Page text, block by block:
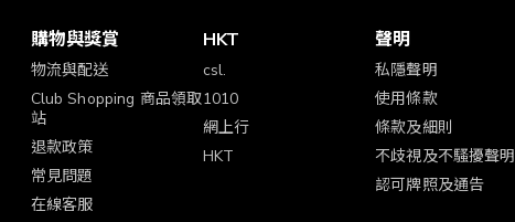
購物與獎賞
物流與配送
Club Shopping 商品領取
站
退款政策
常見問題
在線客服
HKT
csl.
1010
網上行
HKT
聲明
私隱聲明
使用條款
條款及細則
不歧視及不騷擾聲明
認可牌照及通告